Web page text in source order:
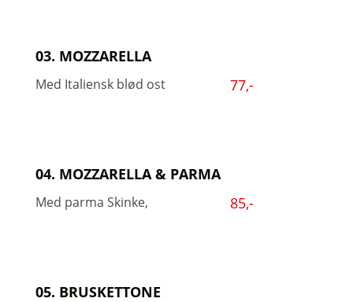
03. MOZZARELLA
Med Italiensk blød ost 77,-
04. MOZZARELLA & PARMA
Med parma Skinke, 85,-
05. BRUSKETTONE